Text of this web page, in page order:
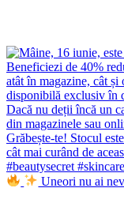
Uneori nu ai